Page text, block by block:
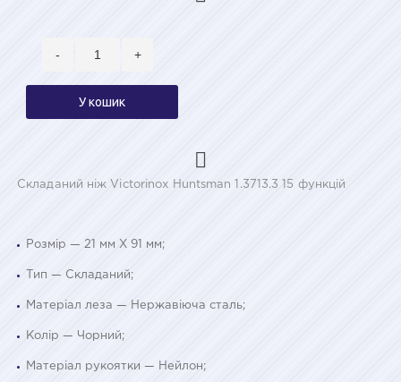
- +
У кошик
Складаний ніж Victorinox Huntsman 1.3713.3 15 функцій
Розмір — 21 мм Х 91 мм;
Тип — Складаний;
Матеріал леза — Нержавіюча сталь;
Колір — Чорний;
Матеріал рукоятки — Нейлон;